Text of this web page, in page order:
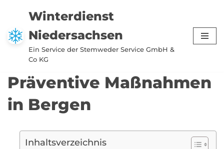
Zum
Inhalt
springen
Winterdienst
Niedersachsen
Ein Service der Stemweder Service GmbH &
Co KG
Präventive Maßnahmen
in Bergen
Inhaltsverzeichnis